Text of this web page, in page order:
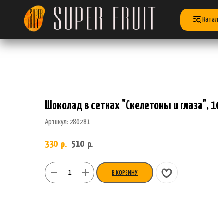
Шоколад в сетках "Скелетоны и глаза",
Артикул: 280281
330 р. 510 р.
В КОРЗИНУ